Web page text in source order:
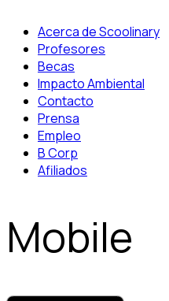
Acerca de Scoolinary
Profesores
Becas
Impacto Ambiental
Contacto
Prensa
Empleo
B Corp
Afiliados
Mobile